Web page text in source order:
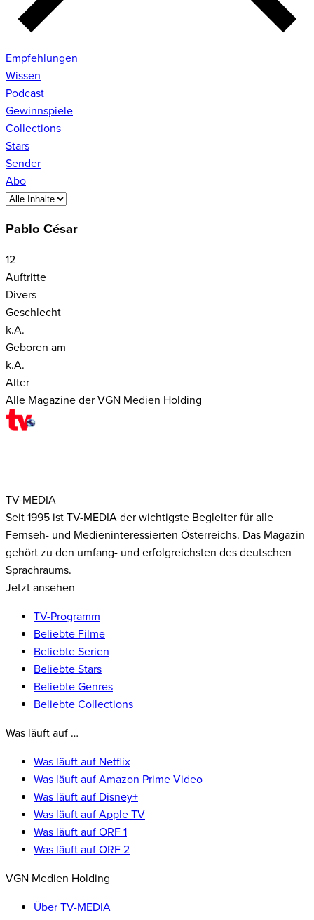
Empfehlungen
Wissen
Podcast
Gewinnspiele
Collections
Stars
Sender
Abo
Pablo César
12
Auftritte
Divers
Geschlecht
k.A.
Geboren am
k.A.
Alter
Alle Magazine der VGN Medien Holding
TV-MEDIA
Seit 1995 ist TV-MEDIA der wichtigste Begleiter für alle
Fernseh- und Medieninteressierten Österreichs. Das Magazin
gehört zu den umfang- und erfolgreichsten des deutschen
Sprachraums.
Jetzt ansehen
TV-Programm
Beliebte Filme
Beliebte Serien
Beliebte Stars
Beliebte Genres
Beliebte Collections
Was läuft auf …
Was läuft auf Netflix
Was läuft auf Amazon Prime Video
Was läuft auf Disney+
Was läuft auf Apple TV
Was läuft auf ORF 1
Was läuft auf ORF 2
VGN Medien Holding
Über TV-MEDIA